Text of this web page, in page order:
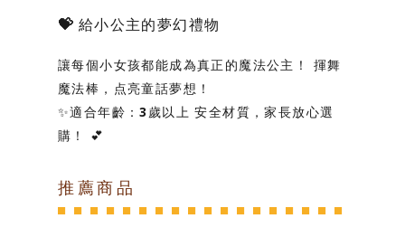
💝 給小公主的夢幻禮物
讓每個小女孩都能成為真正的魔法公主！
揮舞
魔法棒，点亮童話夢想！
✨適合年齡：3歲以上 安全材質，家長放心選
購！
💕
推薦商品